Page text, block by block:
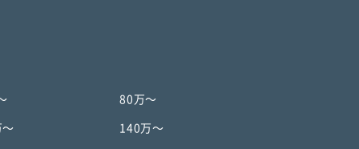
80万〜
〜 140万〜